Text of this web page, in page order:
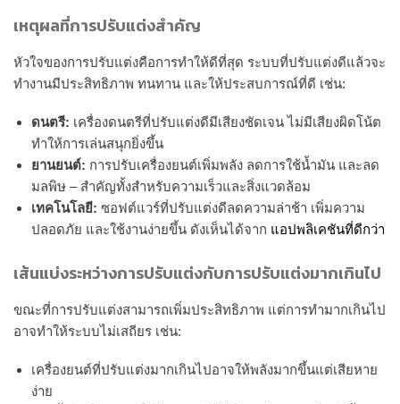
เหตุผลที่การปรับแต่งสำคัญ
หัวใจของการปรับแต่งคือการทำให้ดีที่สุด ระบบที่ปรับแต่งดีแล้วจะ
ทำงานมีประสิทธิภาพ ทนทาน และให้ประสบการณ์ที่ดี เช่น:
ดนตรี: เครื่องดนตรีที่ปรับแต่งดีมีเสียงชัดเจน ไม่มีเสียงผิดโน้ต
ทำให้การเล่นสนุกยิ่งขึ้น
ยานยนต์: การปรับเครื่องยนต์เพิ่มพลัง ลดการใช้น้ำมัน และลด
มลพิษ – สำคัญทั้งสำหรับความเร็วและสิ่งแวดล้อม
เทคโนโลยี: ซอฟต์แวร์ที่ปรับแต่งดีลดความล่าช้า เพิ่มความ
ปลอดภัย และใช้งานง่ายขึ้น ดังเห็นได้จาก แอปพลิเคชันที่ดีกว่า
เส้นแบ่งระหว่างการปรับแต่งกับการปรับแต่งมากเกินไป
ขณะที่การปรับแต่งสามารถเพิ่มประสิทธิภาพ แต่การทำมากเกินไป
อาจทำให้ระบบไม่เสถียร เช่น:
เครื่องยนต์ที่ปรับแต่งมากเกินไปอาจให้พลังมากขึ้นแต่เสียหาย
ง่าย